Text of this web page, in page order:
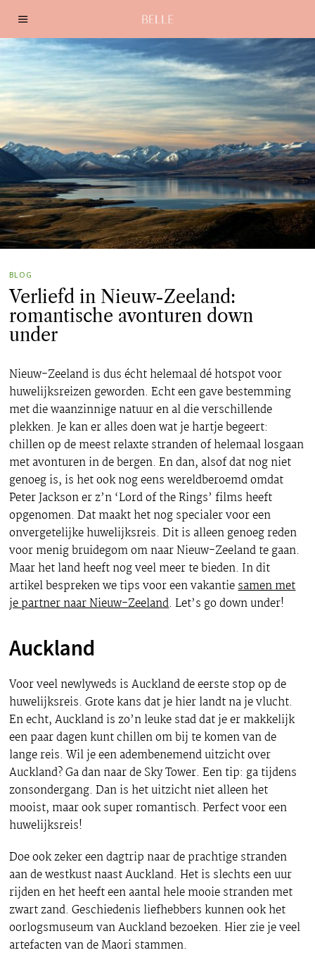
BLOG
Verliefd in Nieuw-Zeeland:
romantische avonturen down
under
Nieuw-Zeeland is dus écht helemaal dé hotspot voor
huwelijksreizen geworden. Echt een gave bestemming
met die waanzinnige natuur en al die verschillende
plekken. Je kan er alles doen wat je hartje begeert:
chillen op de meest relaxte stranden of helemaal losgaan
met avonturen in de bergen. En dan, alsof dat nog niet
genoeg is, is het ook nog eens wereldberoemd omdat
Peter Jackson er z’n ‘Lord of the Rings’ films heeft
opgenomen. Dat maakt het nog specialer voor een
onvergetelijke huwelijksreis. Dit is alleen genoeg reden
voor menig bruidegom om naar Nieuw-Zeeland te gaan.
Maar het land heeft nog veel meer te bieden. In dit
artikel bespreken we tips voor een vakantiesamen met
je partner naar Nieuw-Zeeland. Let’s go down under!
Auckland
Voor veel newlyweds is Auckland de eerste stop op de
huwelijksreis. Grote kans dat je hier landt na je vlucht.
En echt, Auckland is zo’n leuke stad dat je er makkelijk
een paar dagen kunt chillen om bij te komen van de
lange reis. Wil je een adembenemend uitzicht over
Auckland? Ga dan naar de Sky Tower. Een tip: ga tijdens
zonsondergang. Dan is het uitzicht niet alleen het
mooist, maar ook super romantisch. Perfect voor een
huwelijksreis!
Doe ook zeker een dagtrip naar de prachtige stranden
aan de westkust naast Auckland. Het is slechts een uur
rijden en het heeft een aantal hele mooie stranden met
zwart zand. Geschiedenis liefhebbers kunnen ook het
oorlogsmuseum van Auckland bezoeken. Hier zie je veel
artefacten van de Maori stammen.